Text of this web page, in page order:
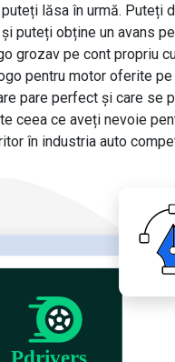
lăsa în urmă. Puteți
puteți obține un avans
grozav pe cont propriu
pentru motor oferite
pare perfect și care se
ceea ce aveți nevoie
în industria auto